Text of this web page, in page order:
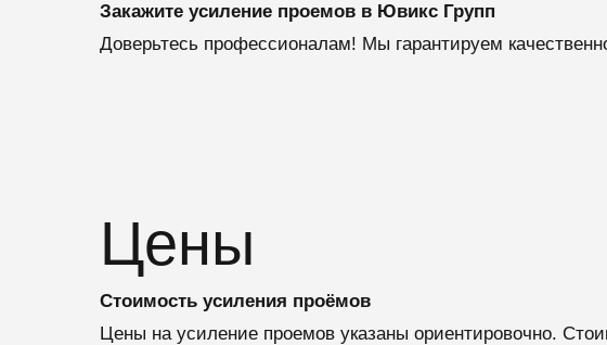
Закажите усиление проемов в Ювикс Групп
Доверьтесь профессионалам! Мы гарантируем
Цены
Стоимость усиления проёмов
Цены на усиление проемов указаны ориентировочно.